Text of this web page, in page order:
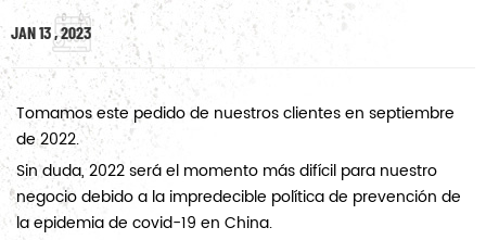
JAN 13 , 2023
Tomamos este pedido de nuestros clientes en septiembre
de 2022.
Sin duda, 2022 será el momento más difícil para nuestro
negocio debido a la impredecible política de prevención de
la epidemia de covid-19 en China.